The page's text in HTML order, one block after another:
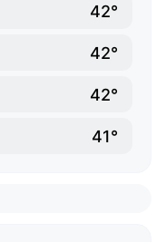
42°
42°
42°
41°